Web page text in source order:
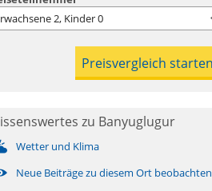
2, Kinder0
zu Banyuglugur
Wetter und Klima
Neue Beiträge zu diesem Ort beobachten